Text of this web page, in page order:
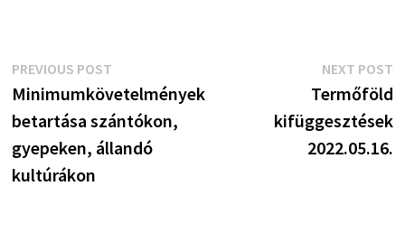
Bejegyzés
navigáció
PREVIOUS POSTPrevious
post:
Minimumkövetelmények
betartása szántókon,
gyepeken, állandó
kultúrákon
NEXT POST
Termőföld
kifüggesztések
2022.05.16.